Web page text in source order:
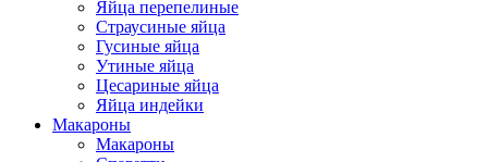
Яйца перепелиные
Страусиные яйца
Гусиные яйца
Утиные яйца
Цесариные яйца
Яйца индейки
Макароны
Макароны